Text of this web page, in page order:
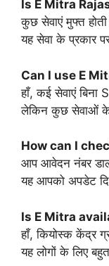
Is E Mitra
कुछ सेवाएं मुफ्त
यह सेवा के प्रकार
Can I use E
हाँ, कई सेवाएं
लेकिन कुछ सेवाओं के
How can I
आप आवेदन नंबर
यह आपको अपडेट
Is E Mitra
हाँ, कियोस्क केंद्र
यह लोगों के लिए